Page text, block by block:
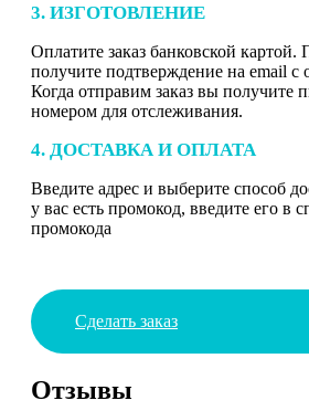
3. ИЗГОТОВЛЕНИЕ
Оплатите заказ банковской картой.
получите подтверждение на email с
Когда отправим заказ вы получите
номером для отслеживания.
4. ДОСТАВКА И ОПЛАТА
Введите адрес и выберите способ
у вас есть промокод, введите его в
промокода
Сделать заказ
Отзывы